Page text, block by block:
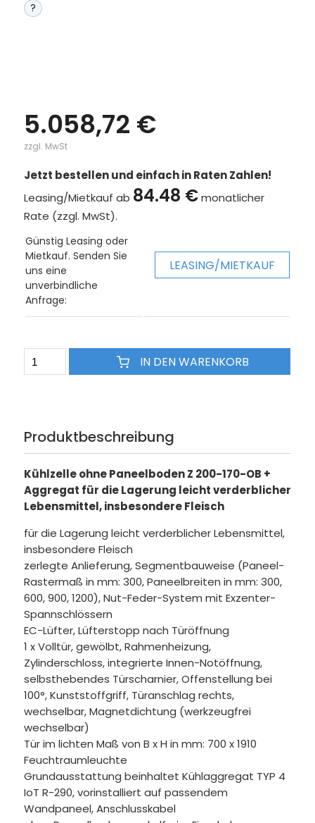
?
5.058,72 €
zzgl. MwSt
Jetzt bestellen und einfach in Raten Zahlen!
Leasing/Mietkauf ab 84.48 €monatlicher
Rate (zzgl. MwSt).
Günstig Leasing oder
Mietkauf. Senden Sie
uns eine
unverbindliche
Anfrage:
LEASING/MIETKAUF
IN DEN WARENKORB
Produktbeschreibung
Kühlzelle ohne Paneelboden Z 200-170-OB +
Aggregat für die Lagerung leicht verderblicher
Lebensmittel, insbesondere Fleisch
für die Lagerung leicht verderblicher Lebensmittel,
insbesondere Fleisch
zerlegte Anlieferung, Segmentbauweise (Paneel-
Rastermaß in mm: 300, Paneelbreiten in mm: 300,
600, 900, 1200), Nut-Feder-System mit Exzenter-
Spannschlössern
EC-Lüfter, Lüfterstopp nach Türöffnung
1 x Volltür, gewölbt, Rahmenheizung,
Zylinderschloss, integrierte Innen-Notöffnung,
selbsthebendes Türscharnier, Offenstellung bei
100°, Kunststoffgriff, Türanschlag rechts,
wechselbar, Magnetdichtung (werkzeugfrei
wechselbar)
Tür im lichten Maß von B x H in mm: 700 x 1910
Feuchtraumleuchte
Grundausstattung beinhaltet Kühlaggregat TYP 4
IoT R-290, vorinstalliert auf passendem
Wandpaneel, Anschlusskabel